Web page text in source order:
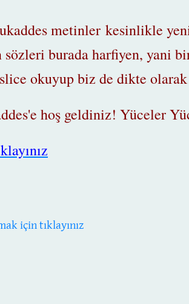
metinler kesinlikle
sözleri burada harfiyen, yani
okuyup biz de dikte olarak
hoş geldiniz! Yüceler
için tıklayınız